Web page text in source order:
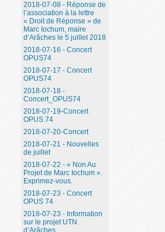
2018-07-08 - Réponse de
l’association à la lettre
« Droit de Réponse » de
Marc Iochum, maire
d’Arâches le 5 juillet 2018
2018-07-16 - Concert
OPUS74
2018-07-17 - Concert
OPUS74
2018-07-18 -
Concert_OPUS74
2018-07-19-Concert
OPUS 74
2018-07-20-Concert
2018-07-21 - Nouvelles
de juillet
2018-07-22 - « Non Au
Projet de Marc Iochum ».
Exprimez-vous.
2018-07-23 - Concert
OPUS 74
2018-07-23 - Information
sur le projet UTN